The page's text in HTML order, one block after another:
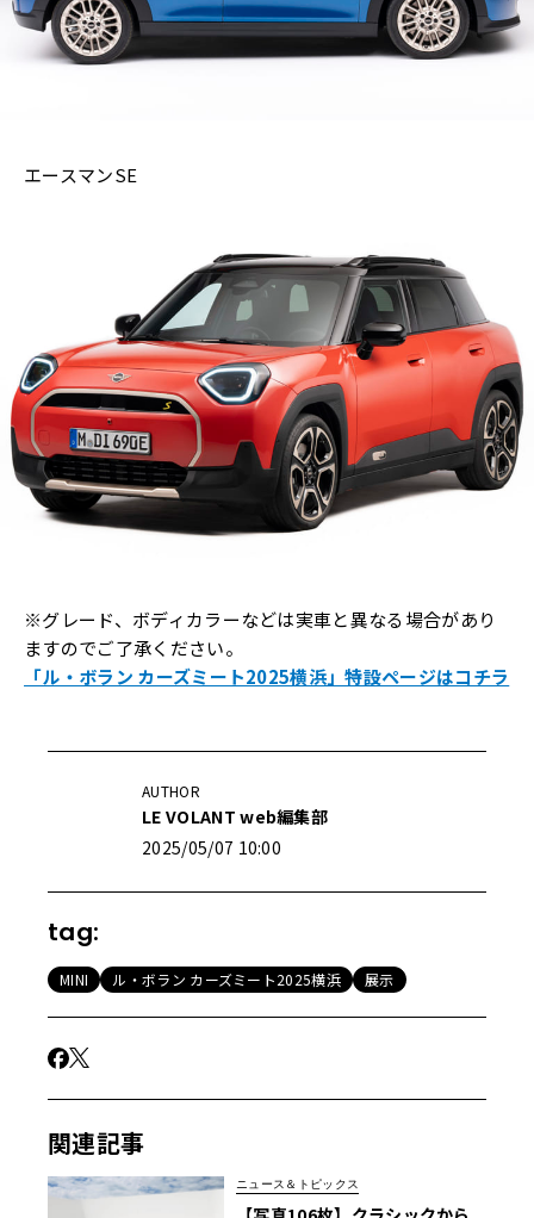
エースマンSE
※グレード、ボディカラーなどは実車と異なる場合があり
ますのでご了承ください。
「ル・ボラン カーズミート2025横浜」特設ページはコチラ
AUTHOR
LE VOLANT web編集部
2025/05/07 10:00
tag:
MINI ル・ボラン カーズミート2025横浜 展示
関連記事
ニュース＆トピックス